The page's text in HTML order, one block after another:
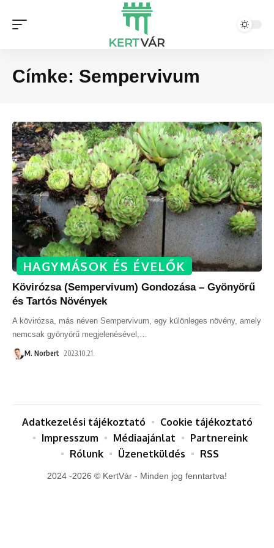
Címke: Sempervivum
HAGYMÁSOK ÉS ÉVELŐK
Kövirózsa (Sempervivum) Gondozása – Gyönyörű
és Tartós Növények
A kövirózsa, más néven Sempervivum, egy különleges növény, amely
nemcsak gyönyörű megjelenésével,
M. Norbert 2023.10.21.
2024 -2026 © KertVár - Minden jog fenntartva!
Adatkezelési tájékoztató
Cookie tájékoztató
Impresszum
Médiaajánlat
Partnereink
Rólunk
Üzenetküldés RSS